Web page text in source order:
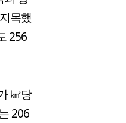
목했
256
㎢당
206